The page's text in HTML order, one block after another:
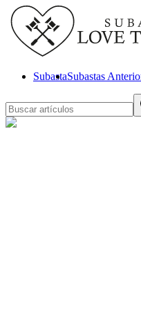
SubastaSubastas